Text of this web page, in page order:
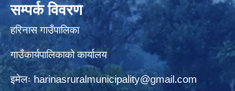
सम्पर्क विवरण
हरिनास गाउँपालिका
गाउँकार्यपालिकाको कार्यालय
इमेलःharinasruralmunicipality@gmail.com